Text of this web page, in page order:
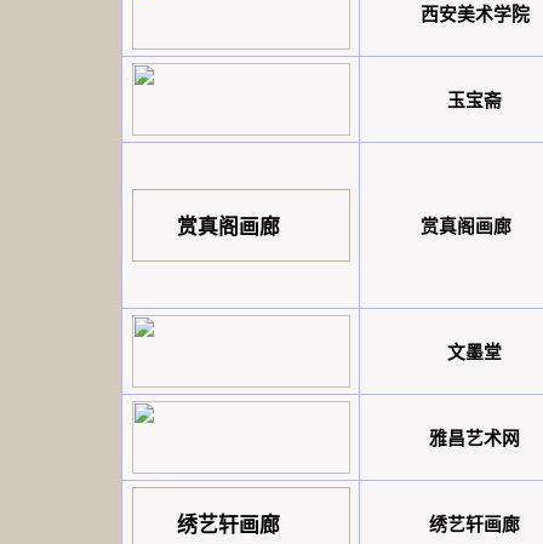
西安美术学院
玉宝斋
赏真阁画廊 赏真阁画廊
文墨堂
雅昌艺术网
绣艺轩画廊 绣艺轩画廊